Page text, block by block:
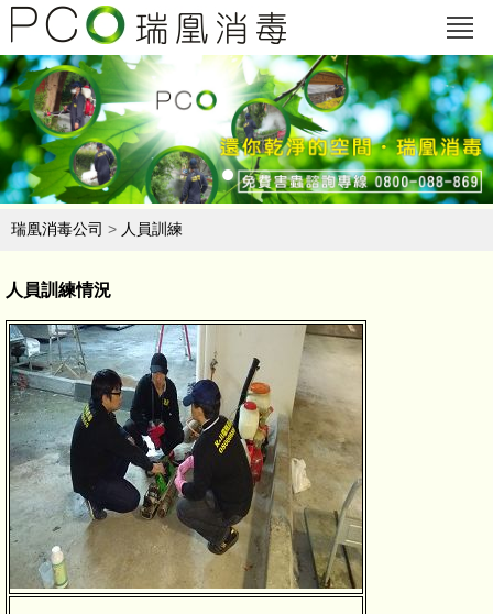
瑞凰消毒公司 > 人員訓練
人員訓練情況